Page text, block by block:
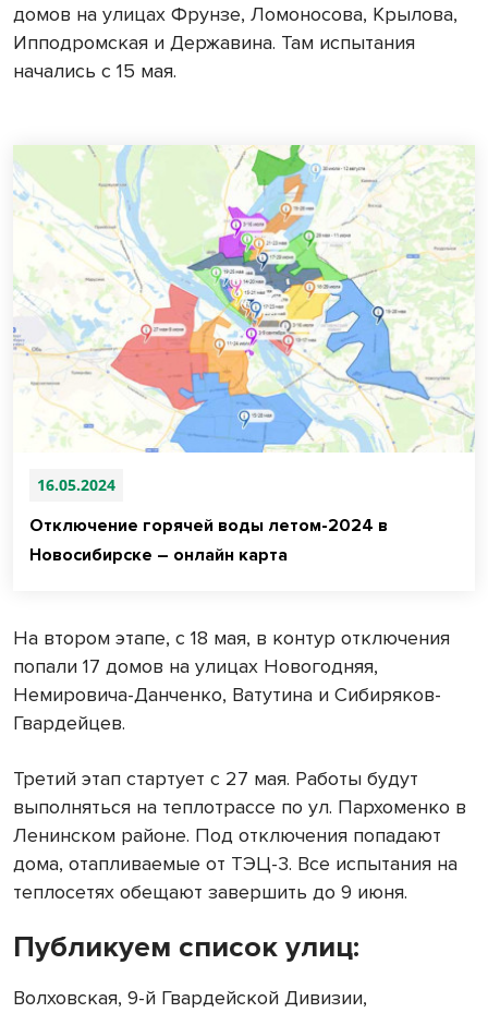
домов на улицах Фрунзе, Ломоносова, Крылова,
Ипподромская и Державина. Там испытания
начались с 15 мая.
16.05.2024
Отключение горячей воды летом-2024 в
Новосибирске – онлайн карта
На втором этапе, с 18 мая, в контур отключения
попали 17 домов на улицах Новогодняя,
Немировича-Данченко, Ватутина и Сибиряков-
Гвардейцев.
Третий этап стартует с 27 мая. Работы будут
выполняться на теплотрассе по ул. Пархоменко в
Ленинском районе. Под отключения попадают
дома, отапливаемые от ТЭЦ-3. Все испытания на
теплосетях обещают завершить до 9 июня.
Публикуем список улиц:
Волховская, 9-й Гвардейской Дивизии,